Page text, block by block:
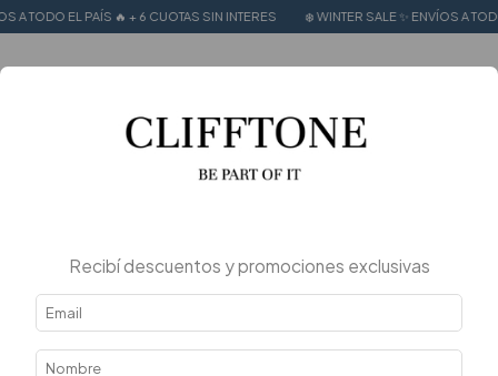
🔥 + 6 CUOTAS SIN INTERES ❄️ WINTER SALE ✨ ENVÍOS A TODO EL PAÍS 🔥
Recibí descuentos y promociones exclusivas